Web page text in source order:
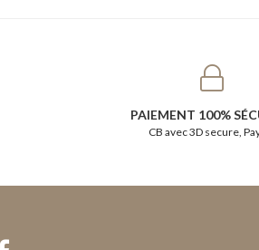
PAIEMENT 100%
CB avec 3D secure,